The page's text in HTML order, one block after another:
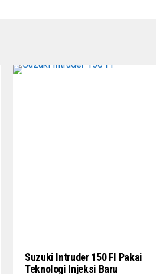
Suzuki Intruder 150 FI Pakai
Teknologi Injeksi Baru